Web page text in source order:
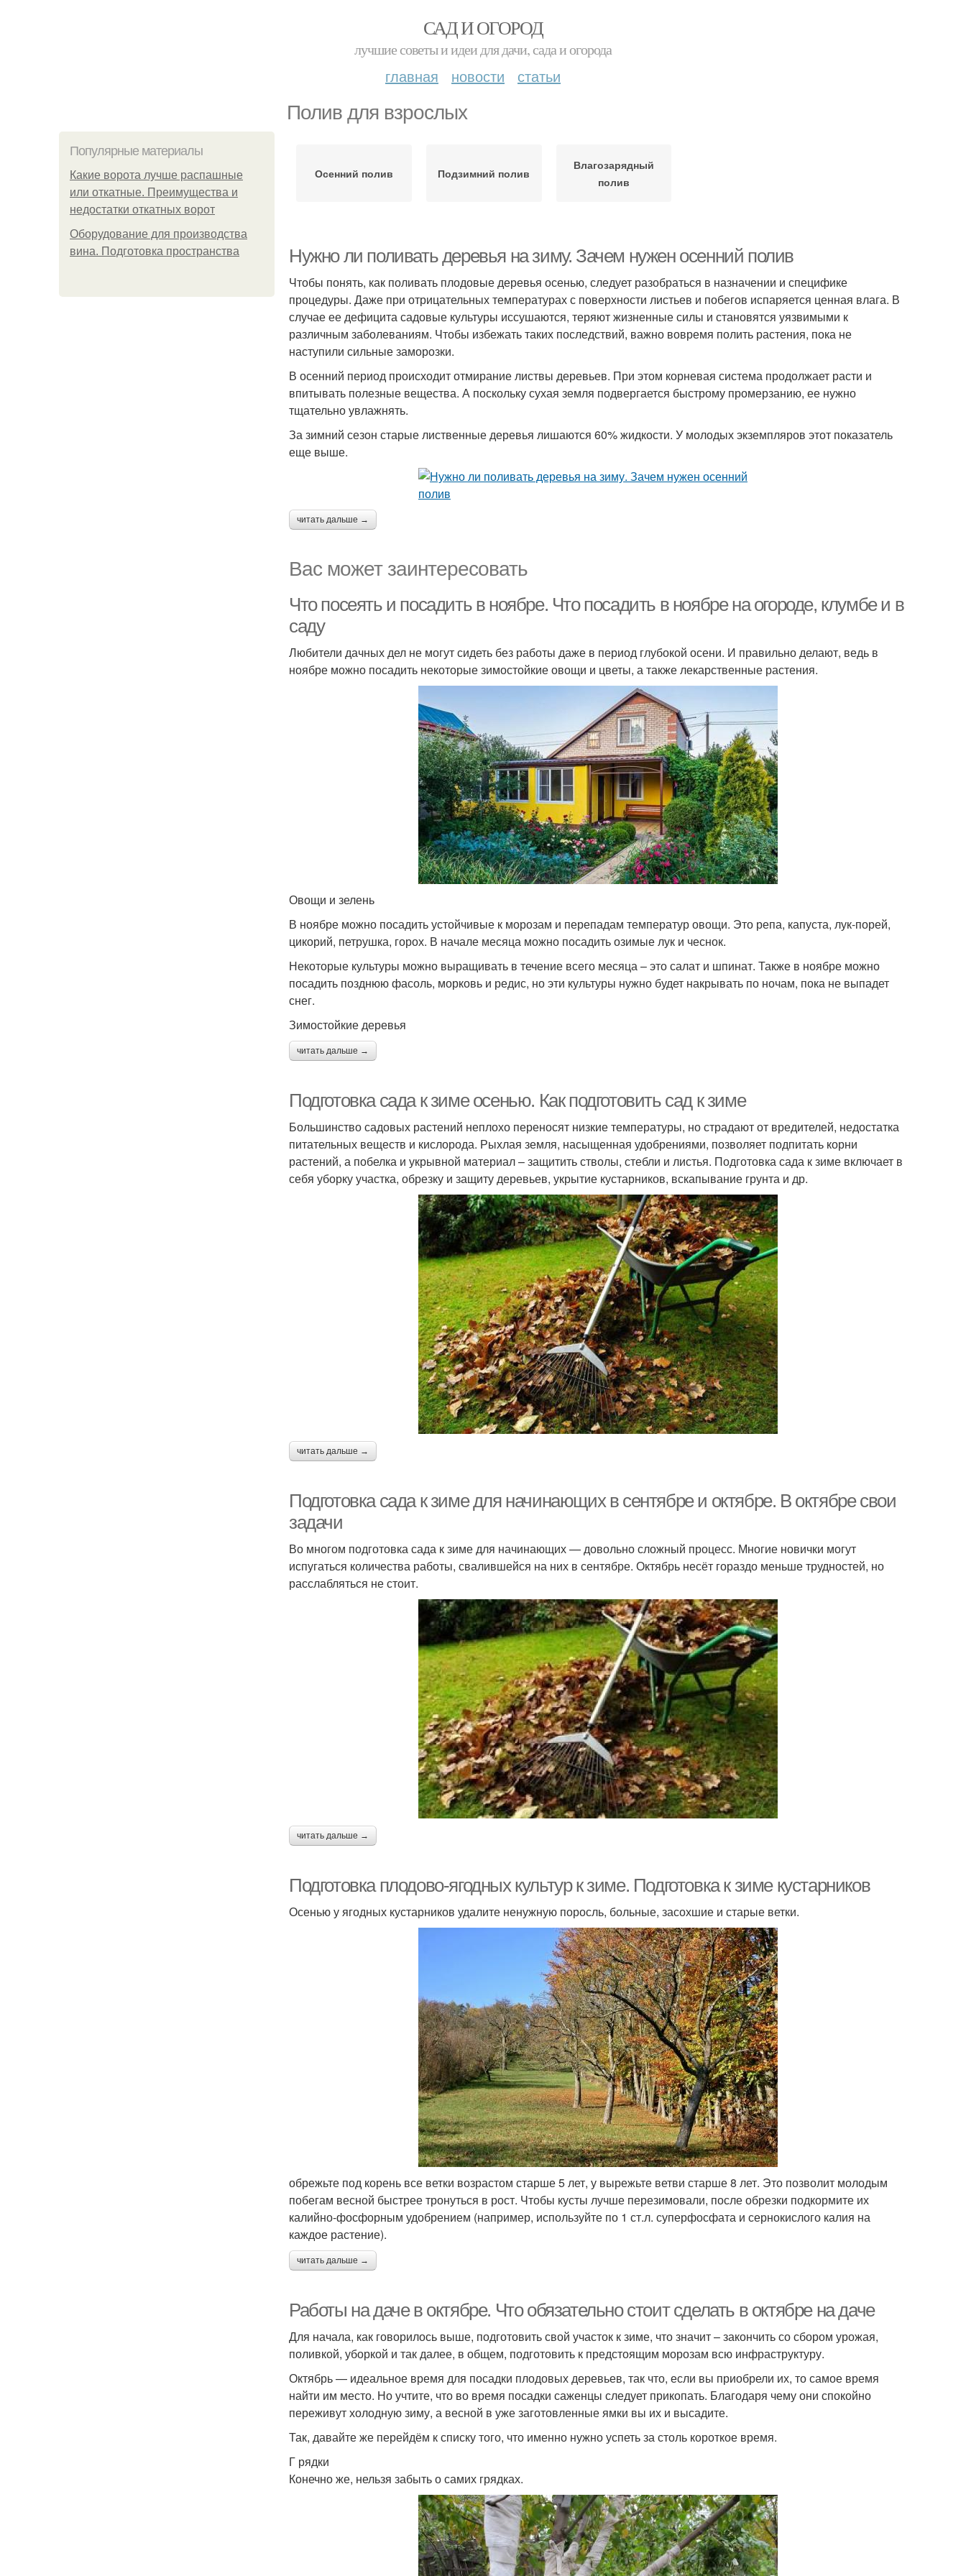
САД И ОГОРОД
лучшие советы и идеи для дачи, сада и огорода
главная новости статьи
Полив для взрослых
Популярные материалы
Какие ворота лучше распашные
или откатные. Преимущества и
недостатки откатных ворот
Оборудование для производства
вина. Подготовка пространства
Осенний полив Подзимний полив
Влагозарядный
полив
Нужно ли поливать деревья на зиму. Зачем нужен осенний полив
Чтобы понять, как поливать плодовые деревья осенью, следует разобраться в назначении и специфике
процедуры. Даже при отрицательных температурах с поверхности листьев и побегов испаряется ценная влага. В
случае ее дефицита садовые культуры иссушаются, теряют жизненные силы и становятся уязвимыми к
различным заболеваниям. Чтобы избежать таких последствий, важно вовремя полить растения, пока не
наступили сильные заморозки.
В осенний период происходит отмирание листвы деревьев. При этом корневая система продолжает расти и
впитывать полезные вещества. А поскольку сухая земля подвергается быстрому промерзанию, ее нужно
тщательно увлажнять.
За зимний сезон старые лиственные деревья лишаются 60% жидкости. У молодых экземпляров этот показатель
еще выше.
читать дальше →
Вас может заинтересовать
Что посеять и посадить в ноябре. Что посадить в ноябре на огороде, клумбе и в
саду
Любители дачных дел не могут сидеть без работы даже в период глубокой осени. И правильно делают, ведь в
ноябре можно посадить некоторые зимостойкие овощи и цветы, а также лекарственные растения.
Овощи и зелень
В ноябре можно посадить устойчивые к морозам и перепадам температур овощи. Это репа, капуста, лук-порей,
цикорий, петрушка, горох. В начале месяца можно посадить озимые лук и чеснок.
Некоторые культуры можно выращивать в течение всего месяца – это салат и шпинат. Также в ноябре можно
посадить позднюю фасоль, морковь и редис, но эти культуры нужно будет накрывать по ночам, пока не выпадет
снег.
Зимостойкие деревья
читать дальше →
Подготовка сада к зиме осенью. Как подготовить сад к зиме
Большинство садовых растений неплохо переносят низкие температуры, но страдают от вредителей, недостатка
питательных веществ и кислорода. Рыхлая земля, насыщенная удобрениями, позволяет подпитать корни
растений, а побелка и укрывной материал – защитить стволы, стебли и листья. Подготовка сада к зиме включает в
себя уборку участка, обрезку и защиту деревьев, укрытие кустарников, вскапывание грунта и др.
читать дальше →
Подготовка сада к зиме для начинающих в сентябре и октябре. В октябре свои
задачи
Во многом подготовка сада к зиме для начинающих — довольно сложный процесс. Многие новички могут
испугаться количества работы, свалившейся на них в сентябре. Октябрь несёт гораздо меньше трудностей, но
расслабляться не стоит.
читать дальше →
Подготовка плодово-ягодных культур к зиме. Подготовка к зиме кустарников
Осенью у ягодных кустарников удалите ненужную поросль, больные, засохшие и старые ветки.
обрежьте под корень все ветки возрастом старше 5 лет, у вырежьте ветви старше 8 лет. Это позволит молодым
побегам весной быстрее тронуться в рост. Чтобы кусты лучше перезимовали, после обрезки подкормите их
калийно-фосфорным удобрением (например, используйте по 1 ст.л. суперфосфата и сернокислого калия на
каждое растение).
читать дальше →
Работы на даче в октябре. Что обязательно стоит сделать в октябре на даче
Для начала, как говорилось выше, подготовить свой участок к зиме, что значит – закончить со сбором урожая,
поливкой, уборкой и так далее, в общем, подготовить к предстоящим морозам всю инфраструктуру.
Октябрь — идеальное время для посадки плодовых деревьев, так что, если вы приобрели их, то самое время
найти им место. Но учтите, что во время посадки саженцы следует прикопать. Благодаря чему они спокойно
переживут холодную зиму, а весной в уже заготовленные ямки вы их и высадите.
Так, давайте же перейдём к списку того, что именно нужно успеть за столь короткое время.
Г рядки
Конечно же, нельзя забыть о самих грядках.